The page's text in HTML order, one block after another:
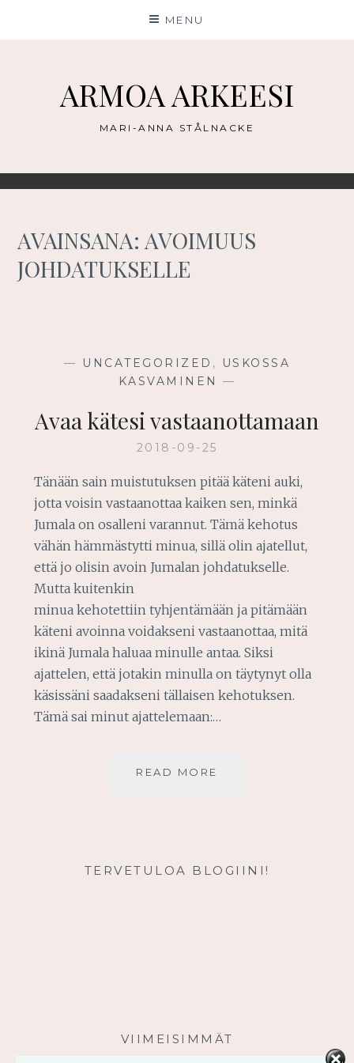
MENU
ARMOA ARKEESI
MARI-ANNA STÅLNACKE
AVAINSANA: AVOIMUUS
JOHDATUKSELLE
— UNCATEGORIZED ,
USKOSSA
KASVAMINEN
—
Avaa kätesi vastaanottamaan
2018-09-25
Tänään sain muistutuksen pitää käteni auki,
jotta voisin vastaanottaa kaiken sen, minkä
Jumala on osalleni varannut. Tämä kehotus
vähän hämmästytti minua, sillä olin ajatellut,
että jo olisin avoin Jumalan johdatukselle.
Mutta kuitenkin
minua kehotettiin tyhjentämään ja pitämään
käteni avoinna voidakseni vastaanottaa, mitä
ikinä Jumala haluaa minulle antaa. Siksi
ajattelen, että jotakin minulla on täytynyt olla
käsissäni saadakseni tällaisen kehotuksen.
Tämä sai minut ajattelemaan:…
READ MORE
TERVETULOA BLOGIINI!
VIIMEISIMMÄT